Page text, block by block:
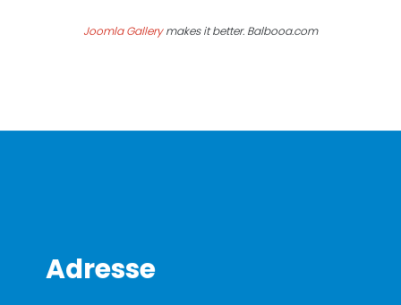
Joomla Gallerymakes it better. Balbooa.com
Adresse